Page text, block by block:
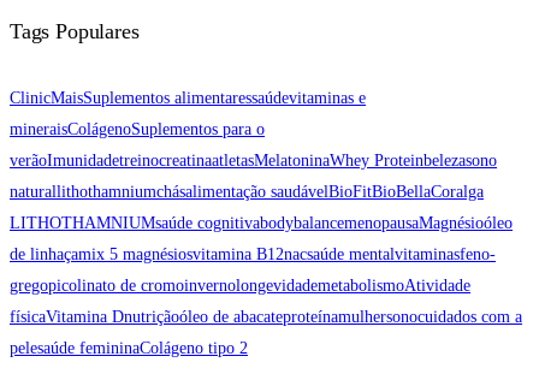
Tags Populares
ClinicMaisSuplementos alimentaressaúdevitaminas e
mineraisColágenoSuplementos para o
verãoImunidadetreinocreatinaatletasMelatoninaWhey Proteinbelezasono
naturallithothamniumchásalimentação saudávelBioFitBioBellaCoralga
LITHOTHAMNIUMsaúde cognitivabodybalancemenopausaMagnésioóleo
de linhaçamix 5 magnésiosvitamina B12nacsaúde mentalvitaminasfeno-
gregopicolinato de cromoinvernolongevidademetabolismoAtividade
físicaVitamina Dnutriçãoóleo de abacateproteínamulhersonocuidados com a
pelesaúde femininaColágeno tipo 2